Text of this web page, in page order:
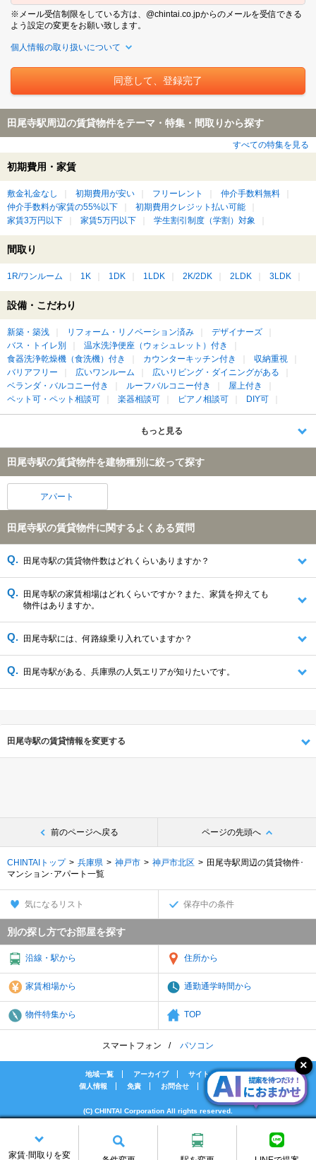
家賃·間取りを変
※メール受信制限をしている方は、@chintai.co.jpからのメールを受信できる
よう設定の変更をお願い致します。
個人情報の取り扱いについて
田尾寺駅周辺の賃貸物件をテーマ・特集・間取りから探す
すべての特集を見る
初期費用・家賃
敷金礼金なし 初期費用が安い フリーレント
仲介手数料無料
仲介手数料が家賃の55%以下
初期費用クレジット払い可能
家賃3万円以下
家賃5万円以下 学生割引制度（学割）対象
間取り
1R/ワンルーム 1K 1DK 1LDK 2K/2DK 2LDK 3LDK
設備・こだわり
新築・築浅 リフォーム・リノベーション済み
デザイナーズ
バス・トイレ別
温水洗浄便座（ウォシュレット）付き
食器洗浄乾燥機（食洗機）付き
カウンターキッチン付き
収納重視
バリアフリー
広いワンルーム
広いリビング・ダイニングがある
ベランダ・バルコニー付き
ルーフバルコニー付き
屋上付き
ペット可・ペット相談可
楽器相談可 ピアノ相談可 DIY可
もっと見る
田尾寺駅の賃貸物件を建物種別に絞って探す
アパート
田尾寺駅の賃貸物件に関するよくある質問
田尾寺駅の賃貸物件数はどれくらいありますか？
田尾寺駅の家賃相場はどれくらいですか？また、家賃を抑えても
物件はありますか。
田尾寺駅には、何路線乗り入れていますか？
田尾寺駅がある、兵庫県の人気エリアが知りたいです。
田尾寺駅の賃貸情報を変更する
前のページへ戻る ページの先頭へ
CHINTAIトップ 兵庫県 神戸市 神戸市北区
田尾寺駅周辺の賃貸物件･
マンション･アパート一覧
気になるリスト 保存中の条件
別の探し方でお部屋を探す
沿線・駅から 住所から
家賃相場から 通勤通学時間から
物件特集から TOP
スマートフォン パソコン
地域一覧 アーカイブ
サイトマップ
個人情報
免責 お問合せ 会社案内
(C) CHINTAI Corporation All rights reserved.
[PR]賃貸物件の疑問解決！教えてエイブルAGENT
[PR]賃貸生活の工夫を紹介！CHINTAI情報局
[PR]女性の賃貸生活を応援！Woman.CHINTAI